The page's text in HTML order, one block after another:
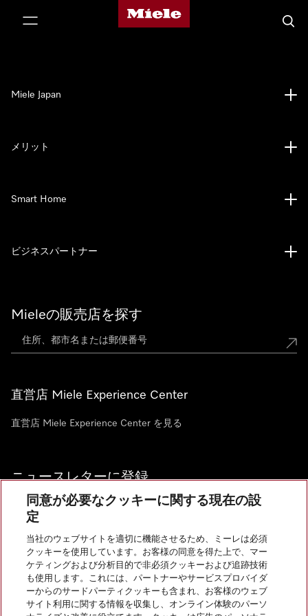
Mieleのホームページ
検索
Mieleの販売店を探す
直営店 Miele Experience Center
直営店 Miele Experience Center を見る
ニュースレターに登録
お問い合わせ
Miele Japan
メリット
Smart Home
ビジネスパートナー
InstagramのMiele
YoutubeのMiele
同意が必要なクッキーに関する現在の設
定
当社のウェブサイトを適切に機能させるため、ミーレは必須
クッキーを使用しています。お客様の同意を得た上で、マー
ケティングおよび分析目的で非必須クッキーおよび追跡技術
も使用します。これには、パートナーやサービスプロバイダ
ーからのサードパーティクッキーも含まれ、お客様のウェブ
サイト利用に関する情報を収集し、オンライン体験のパーソ